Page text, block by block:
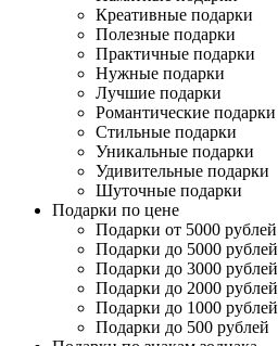
Креативные подарки
Полезные подарки
Практичные подарки
Нужные подарки
Лучшие подарки
Романтические подарки
Стильные подарки
Уникальные подарки
Удивительные подарки
Шуточные подарки
Подарки по цене
Подарки от 5000 рублей
Подарки до 5000 рублей
Подарки до 3000 рублей
Подарки до 2000 рублей
Подарки до 1000 рублей
Подарки до 500 рублей